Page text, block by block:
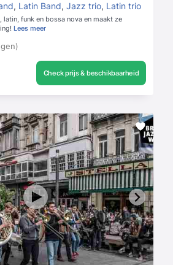
, Latin Band, Jazz trio, Latin trio
funk en bossa nova en maakt ze
Lees meer
Check prijs & beschikbaarheid